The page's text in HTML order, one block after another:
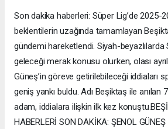
Son dakika haberleri: Süper Lig’de 2025-
beklentilerin uzağında tamamlayan
gündemi hareketlendi. Siyah-beyazlılarda
geleceği merak konusu olurken, olası
Güneş’in göreve getirilebileceği iddiaları
geniş yankı buldu. Adı Beşiktaş ile anılan
adam, iddialara ilişkin ilk kez
HABERLERİ SON DAKİKA: ŞENOL GÜNEŞ